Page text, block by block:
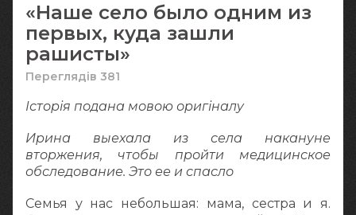
«Наше село было одним из
первых, куда зашли
рашисты»
Переглядів 381
Історія подана мовою оригіналy
Ирина выехала из села накануне
вторжения, чтобы пройти медицинское
обследование. Это ее и спасло
Семья у нас небольшая: мама, сестра и я.